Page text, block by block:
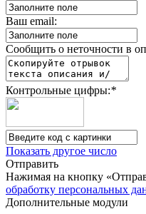
Ваш email:
Сообщить о неточности в
Контрольные цифры:*
Показать другое число
Отправить
Нажимая на кнопку
обработку персональных
Дополнительные модули